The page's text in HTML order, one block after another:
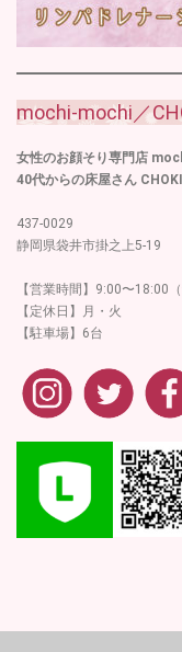
mochi-mochi／
女性のお顔そり専門店
40代からの床屋さん
437-0029
静岡県袋井市掛之上5-19
【営業時間】9:00〜18:00
【定休日】月・火
【駐車場】6台